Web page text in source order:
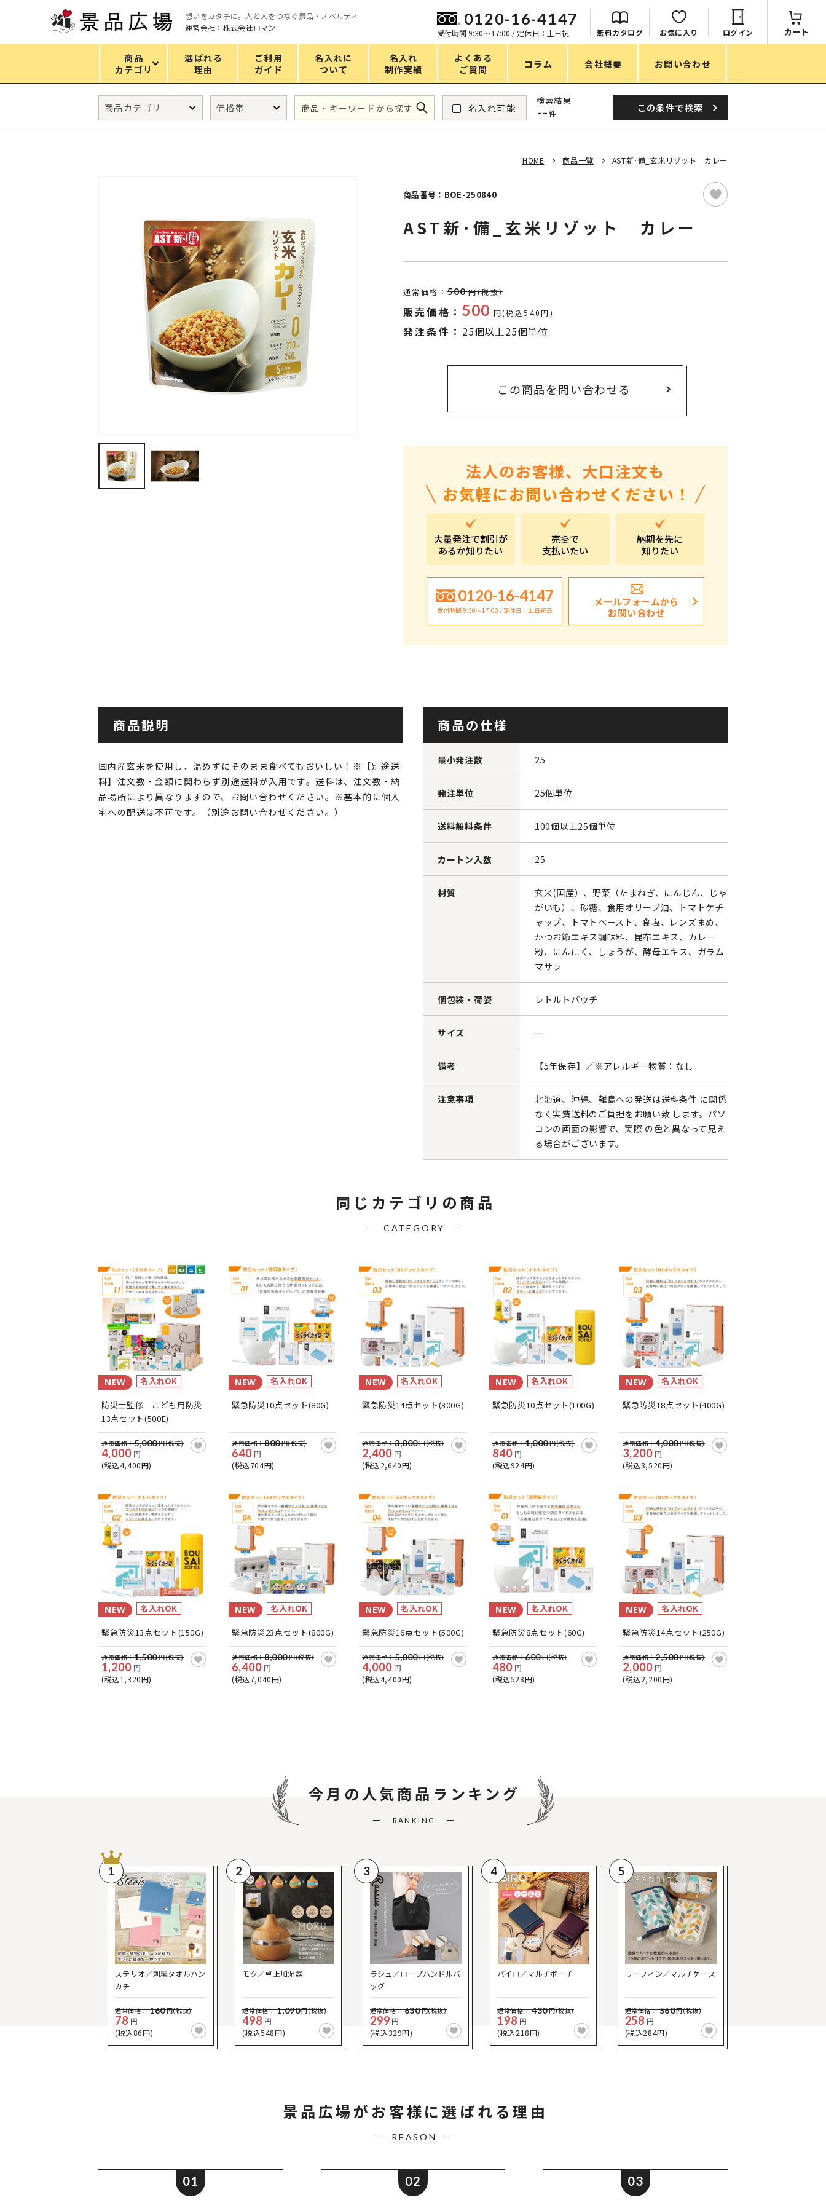
想いをカタチに。人と人をつなぐ景品・ノベルティ
運営会社：株式会社ロマン
0120-16-4147
受付時間 9:30〜17:00 / 定休日：土日祝 無料カタログ お気に入り ログイン カート
商品
カテゴリ
選ばれる
理由
ご利用
ガイド
名入れに
ついて
名入れ
制作実績
よくある
ご質問
コラム 会社概要 お問い合わせ
カテゴリ
防災・防犯グッズ コスメグッズ
ファッション雑貨 食品・スイーツ
ティッシュ・ロール タオル・ハンカチ
ペン・筆記用具 傘・レイングッズ
ステーショナリー UVケア
生活雑貨・便利グッズ バッグ&ポーチ
衛生用品特集 キャラクター雑貨
すべてのカテゴリ
価格
151～200円
251～300円
3,000～5,000円
目的・シーン
kanakono
展示会・イベント特集
安全大会ノベルティ・記念品特集
粗品・営業配布
入学・卒業記念品
オープン・開業・開院
ポストイン
ばらまき、ショップイベント向け粗品・ノベ
ルティ
名入れ可能
検索結果
-- 件 この条件で検索
HOME 商品一覧 AST新･備_玄米リゾット カレー
商品番号：BOE-250840
AST新･備_玄米リゾット カレー
通常価格： 500 円(税抜)
販売価格： 500 円(税込540円)
発注条件： 25個以上25個単位
この商品を問い合わせる
法人のお客様、大口注文も
お気軽にお問い合わせください！
大量発注で割引が
あるか知りたい
売掛で
支払いたい
納期を先に
知りたい
0120-16-4147
受付時間 9:30〜17:00 / 定休日：土日祝日
メールフォームから
お問い合わせ
商品説明
国内産玄米を使用し、温めずにそのまま食べてもおいしい！※【別途送
料】注文数・金額に関わらず別途送料が入用です。送料は、注文数・納
品場所により異なりますので、お問い合わせください。※基本的に個人
宅への配送は不可です。（別途お問い合わせください。）
商品の仕様
最小発注数 25
発注単位 25個単位
送料無料条件 100個以上25個単位
カートン入数 25
材質
玄米(国産）、野菜（たまねぎ、にんじん、じゃ
がいも）、砂糖、食用オリーブ油、トマトケチ
ャップ、トマトペースト、食塩、レンズまめ、
かつお節エキス調味料、昆布エキス、カレー
粉、にんにく、しょうが、酵母エキス、ガラム
マサラ
個包装・荷姿 レトルトパウチ
サイズ ー
備考 【5年保存】／※アレルギー物質：なし
注意事項
北海道、沖縄、離島への発送は送料条件 に関係
なく実費送料のご負担をお願い致 します。パソ
コンの画面の影響で、実際 の色と異なって見え
る場合がございます。
同じカテゴリの商品
CATEGORY
NEW 名入れOK
防災士監修 こども用防災
13点セット(500E)
通常価格：5,000円(税抜)
4,000 円
(税込4,400円)
NEW 名入れOK
緊急防災10点セット(80G)
通常価格：800円(税抜)
640 円
(税込704円)
NEW 名入れOK
緊急防災14点セット(300G)
通常価格：3,000円(税抜)
2,400 円
(税込2,640円)
NEW 名入れOK
緊急防災10点セット(100G)
通常価格：1,000円(税抜)
840 円
(税込924円)
NEW 名入れOK
緊急防災18点セット(400G)
通常価格：4,000円(税抜)
3,200 円
(税込3,520円)
NEW 名入れOK
緊急防災13点セット(150G)
通常価格：1,500円(税抜)
1,200 円
(税込1,320円)
NEW 名入れOK
緊急防災23点セット(800G)
通常価格：8,000円(税抜)
6,400 円
(税込7,040円)
NEW 名入れOK
緊急防災16点セット(500G)
通常価格：5,000円(税抜)
4,000 円
(税込4,400円)
NEW 名入れOK
緊急防災8点セット(60G)
通常価格：600円(税抜)
480 円
(税込528円)
NEW 名入れOK
緊急防災14点セット(250G)
通常価格：2,500円(税抜)
2,000 円
(税込2,200円)
今月の人気商品ランキング
RANKING
1
ステリオ／刺繍タオルハン
カチ
通常価格： 160円(税抜)
78 円
(税込86円)
2
モク／卓上加湿器
通常価格： 1,090円(税抜)
498 円
(税込548円)
3
ラシュ／ロープハンドルバ
ッグ
通常価格： 630円(税抜)
299 円
(税込329円)
4
バイロ／マルチポーチ
通常価格： 430円(税抜)
198 円
(税込218円)
5
リーフィン／マルチケース
通常価格： 560円(税抜)
258 円
(税込284円)
景品広場が お客様に選ばれる理由
REASON
01 02 03